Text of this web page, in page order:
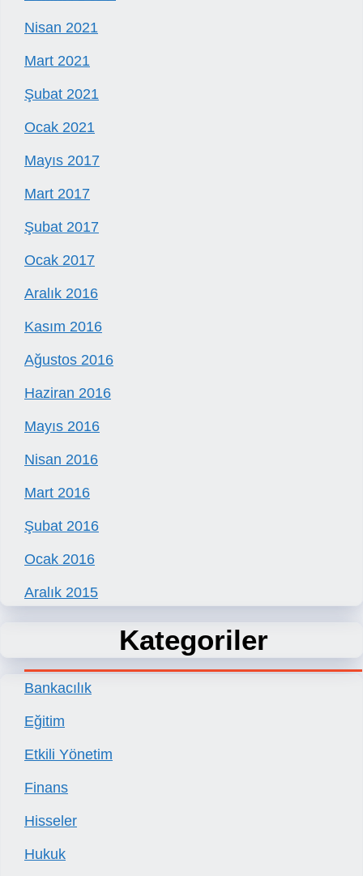
Nisan 2021
Mart 2021
Şubat 2021
Ocak 2021
Mayıs 2017
Mart 2017
Şubat 2017
Ocak 2017
Aralık 2016
Kasım 2016
Ağustos 2016
Haziran 2016
Mayıs 2016
Nisan 2016
Mart 2016
Şubat 2016
Ocak 2016
Aralık 2015
Kategoriler
Bankacılık
Eğitim
Etkili Yönetim
Finans
Hisseler
Hukuk